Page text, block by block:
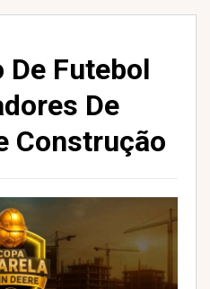
De Futebol
De
Construção